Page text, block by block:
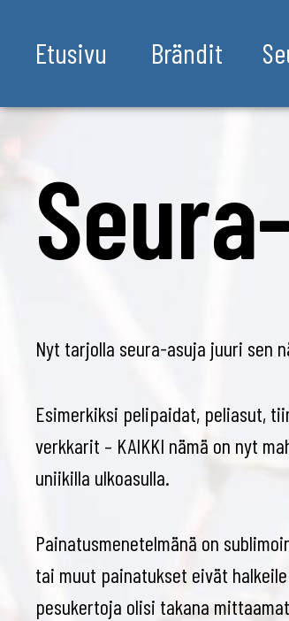
Etusivu Brändit
Nyt tarjolla seura-asuja juuri sen
Esimerkiksi pelipaidat, peliasut,
verkkarit – KAIKKI nämä on nyt
uniikilla ulkoasulla.
Painatusmenetelmänä on
tai muut painatukset eivät
pesukertoja olisi takana